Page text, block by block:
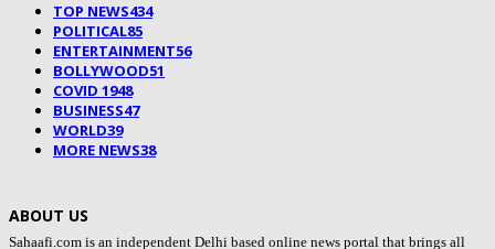
TOP NEWS434
POLITICAL85
ENTERTAINMENT56
BOLLYWOOD51
COVID 1948
BUSINESS47
WORLD39
MORE NEWS38
ABOUT US
Sahaafi.com is an independent Delhi based online news portal that brings all